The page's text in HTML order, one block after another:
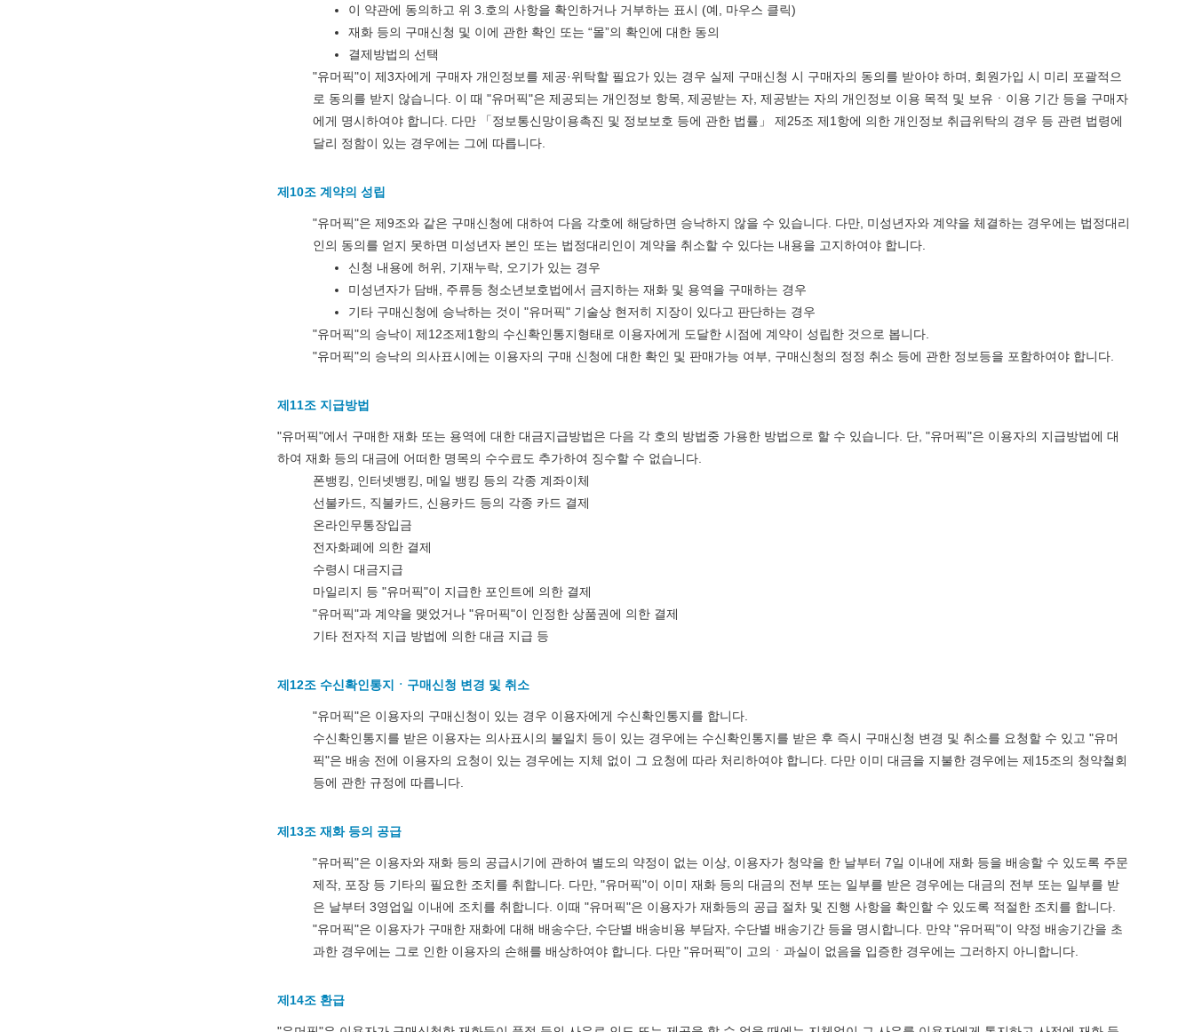
이 약관에 동의하고 위 3.호의 사항을 확인하거나 거부하는 표시 (예, 마우스 클릭)
재화 등의 구매신청 및 이에 관한 확인 또는 “몰”의 확인에 대한 동의
결제방법의 선택
"유머픽"이 제3자에게 구매자 개인정보를 제공·위탁할 필요가 있는 경우 실제 구매신청 시 구매자의 동의를 받아야 하며, 회원가입 시 미리 포괄적으
로 동의를 받지 않습니다. 이 때 "유머픽"은 제공되는 개인정보 항목, 제공받는 자, 제공받는 자의 개인정보 이용 목적 및 보유ㆍ이용 기간 등을 구매자
에게 명시하여야 합니다. 다만 「정보통신망이용촉진 및 정보보호 등에 관한 법률」 제25조 제1항에 의한 개인정보 취급위탁의 경우 등 관련 법령에
달리 정함이 있는 경우에는 그에 따릅니다.
제10조 계약의 성립
"유머픽"은 제9조와 같은 구매신청에 대하여 다음 각호에 해당하면 승낙하지 않을 수 있습니다. 다만, 미성년자와 계약을 체결하는 경우에는 법정대리
인의 동의를 얻지 못하면 미성년자 본인 또는 법정대리인이 계약을 취소할 수 있다는 내용을 고지하여야 합니다.
신청 내용에 허위, 기재누락, 오기가 있는 경우
미성년자가 담배, 주류등 청소년보호법에서 금지하는 재화 및 용역을 구매하는 경우
기타 구매신청에 승낙하는 것이 "유머픽" 기술상 현저히 지장이 있다고 판단하는 경우
"유머픽"의 승낙이 제12조제1항의 수신확인통지형태로 이용자에게 도달한 시점에 계약이 성립한 것으로 봅니다.
"유머픽"의 승낙의 의사표시에는 이용자의 구매 신청에 대한 확인 및 판매가능 여부, 구매신청의 정정 취소 등에 관한 정보등을 포함하여야 합니다.
제11조 지급방법
"유머픽"에서 구매한 재화 또는 용역에 대한 대금지급방법은 다음 각 호의 방법중 가용한 방법으로 할 수 있습니다. 단, "유머픽"은 이용자의 지급방법에 대
하여 재화 등의 대금에 어떠한 명목의 수수료도 추가하여 징수할 수 없습니다.
폰뱅킹, 인터넷뱅킹, 메일 뱅킹 등의 각종 계좌이체
선불카드, 직불카드, 신용카드 등의 각종 카드 결제
온라인무통장입금
전자화폐에 의한 결제
수령시 대금지급
마일리지 등 "유머픽"이 지급한 포인트에 의한 결제
"유머픽"과 계약을 맺었거나 "유머픽"이 인정한 상품권에 의한 결제
기타 전자적 지급 방법에 의한 대금 지급 등
제12조 수신확인통지ㆍ구매신청 변경 및 취소
"유머픽"은 이용자의 구매신청이 있는 경우 이용자에게 수신확인통지를 합니다.
수신확인통지를 받은 이용자는 의사표시의 불일치 등이 있는 경우에는 수신확인통지를 받은 후 즉시 구매신청 변경 및 취소를 요청할 수 있고 "유머
픽"은 배송 전에 이용자의 요청이 있는 경우에는 지체 없이 그 요청에 따라 처리하여야 합니다. 다만 이미 대금을 지불한 경우에는 제15조의 청약철회
등에 관한 규정에 따릅니다.
제13조 재화 등의 공급
"유머픽"은 이용자와 재화 등의 공급시기에 관하여 별도의 약정이 없는 이상, 이용자가 청약을 한 날부터 7일 이내에 재화 등을 배송할 수 있도록 주문
제작, 포장 등 기타의 필요한 조치를 취합니다. 다만, "유머픽"이 이미 재화 등의 대금의 전부 또는 일부를 받은 경우에는 대금의 전부 또는 일부를 받
은 날부터 3영업일 이내에 조치를 취합니다. 이때 "유머픽"은 이용자가 재화등의 공급 절차 및 진행 사항을 확인할 수 있도록 적절한 조치를 합니다.
"유머픽"은 이용자가 구매한 재화에 대해 배송수단, 수단별 배송비용 부담자, 수단별 배송기간 등을 명시합니다. 만약 "유머픽"이 약정 배송기간을 초
과한 경우에는 그로 인한 이용자의 손해를 배상하여야 합니다. 다만 "유머픽"이 고의ㆍ과실이 없음을 입증한 경우에는 그러하지 아니합니다.
제14조 환급